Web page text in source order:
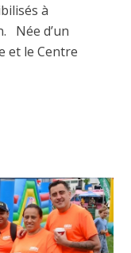
à
Née d’un
et le Centre